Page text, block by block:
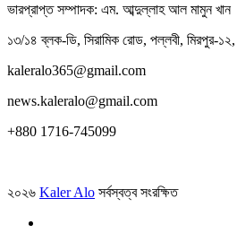
ভারপ্রাপ্ত সম্পাদক: এম. আব্দুল্লাহ আল মামুন খান
১৩/১৪ ব্লক-ডি, সিরামিক রোড, পল্লবী, মিরপুর-১২,
kaleralo365@gmail.com
news.kaleralo@gmail.com
+880 1716-745099
২০২৬ Kaler Alo সর্বস্বত্ব সংরক্ষিত